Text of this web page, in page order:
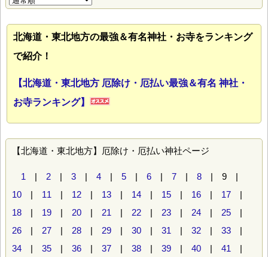
北海道・東北地方の最強＆有名神社・お寺をランキング
で紹介！
【北海道・東北地方 厄除け・厄払い最強＆有名 神社・
お寺ランキング】
【北海道・東北地方】厄除け・厄払い神社ページ
1 | 2 | 3 | 4 | 5 | 6 | 7 | 8 | 9 |
10 | 11 | 12 | 13 | 14 | 15 | 16 | 17 |
18 | 19 | 20 | 21 | 22 | 23 | 24 | 25 |
26 | 27 | 28 | 29 | 30 | 31 | 32 | 33 |
34 | 35 | 36 | 37 | 38 | 39 | 40 | 41 |